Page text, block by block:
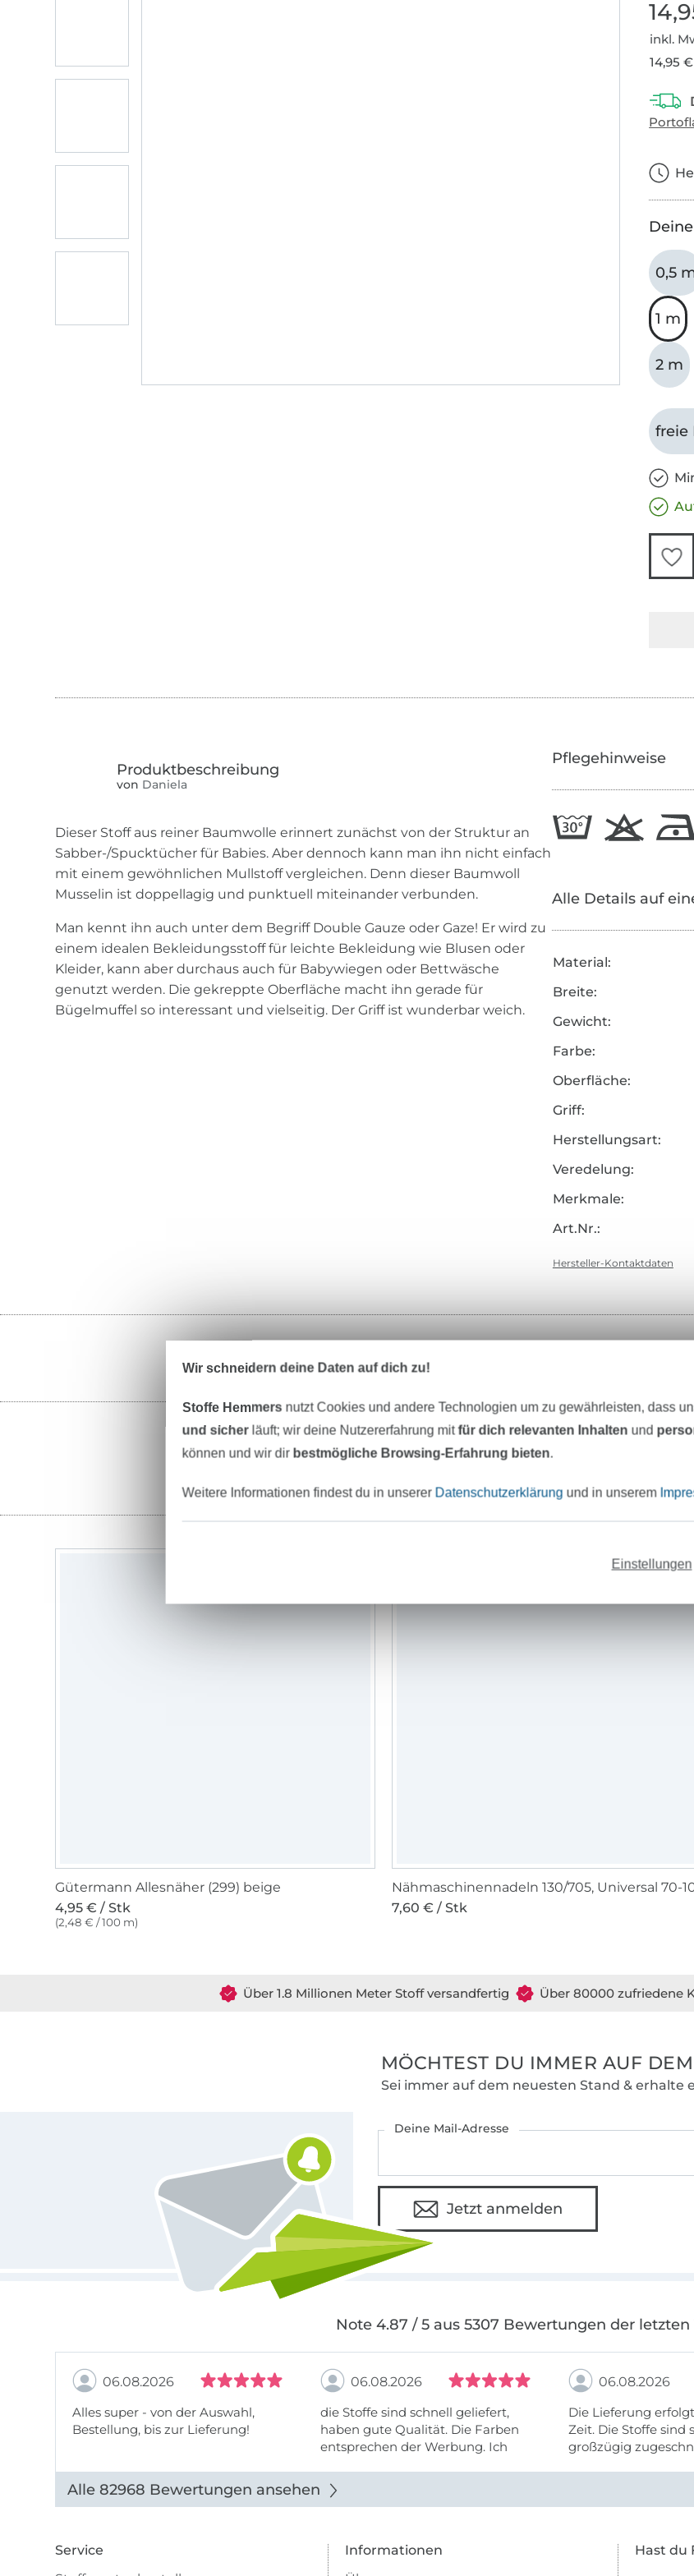
inkl.
14,95
0,5
1 m
2 m
freie
von Daniela
Dieser Stoff aus reiner Baumwolle erinnert zunächst von der Struktur an
Sabber-/Spucktücher für Babies. Aber dennoch kann man ihn nicht einfach
mit einem gewöhnlichen Mullstoff vergleichen. Denn dieser Baumwoll
Musselin ist doppellagig und punktuell miteinander verbunden.
Man kennt ihn auch unter dem Begriff Double Gauze oder Gaze! Er wird zu
einem idealen Bekleidungsstoff für leichte Bekleidung wie Blusen oder
Kleider, kann aber durchaus auch für Babywiegen oder Bettwäsche
genutzt werden. Die gekreppte Oberfläche macht ihn gerade für
Bügelmuffel so interessant und vielseitig. Der Griff ist wunderbar weich.
Pflegehinweise
Alle Details auf
Material:
Breite:
Gewicht:
Farbe:
Oberfläche:
Griff:
Herstellungsart:
Veredelung:
Merkmale:
Art.Nr.:
Hersteller-Kontaktdaten
Unser Tipp: Das passt dazu
Gütermann Allesnäher (299) beige
4,95 € / Stk
(2,48 € / 100 m)
Nähmaschinennadeln 130/705, Universal 70-
7,60 € / Stk
Über 1.8 Millionen Meter Stoff versandfertig Über 80000 zufriedene
MÖCHTEST DU IMMER AUF
Sei immer auf dem neuesten Stand & erhalte
Deine Mail-Adresse
Jetzt anmelden
Note 4.87 / 5 aus 5307 Bewertungen der letzten
06.08.2026
Alles super - von der Auswahl,
Bestellung, bis zur Lieferung!
06.08.2026
die Stoffe sind schnell geliefert,
haben gute Qualität. Die Farben
entsprechen der Werbung. Ich
auch die Firma empfehlen.
06.08.2026
Die Lieferung
Zeit. Die Stoffe sind super und
großzügig
Alle 82968 Bewertungen ansehen
Service
Informationen
Hast du
Wir schneidern deine Daten auf dich zu!
Stoffe Hemmers nutzt Cookies und andere Technologien um zu gewährleisten, dass
und sicherläuft; wir deine Nutzererfahrung mitfür dich relevanten Inhalten und
können und wir dir bestmögliche Browsing-Erfahrung bieten.
Weitere Informationen findest du in unserer Datenschutzerklärung und in unserem
Einstellungen